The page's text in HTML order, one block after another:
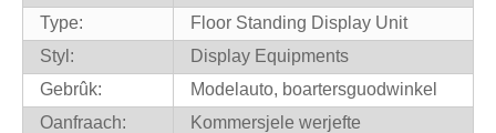
Type:
Floor Standing Display Unit
Styl:
Display Equipments
Gebrûk:
Modelauto, boartersguodwinkel
Oanfraach:
Kommersjele werjefte